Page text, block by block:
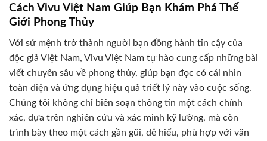
Cách Vivu Việt Nam Giúp Bạn Khám Phá Thế
Giới Phong Thủy
Với sứ mệnh trở thành người bạn đồng hành tin cậy của
độc giả Việt Nam, Vivu Việt Nam tự hào cung cấp những bài
viết chuyên sâu về phong thủy, giúp bạn đọc có cái nhìn
toàn diện và ứng dụng hiệu quả triết lý này vào cuộc sống.
Chúng tôi không chỉ biên soạn thông tin một cách chính
xác, dựa trên nghiên cứu và xác minh kỹ lưỡng, mà còn
trình bày theo một cách gần gũi, dễ hiểu, phù hợp với văn